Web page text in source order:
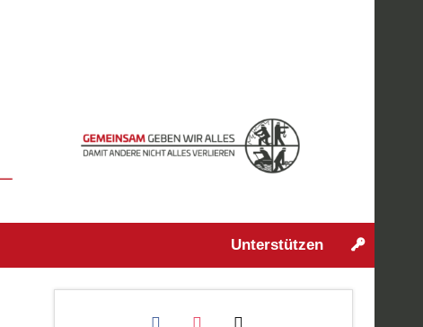
Unterstützen
facebookinstagram
mail